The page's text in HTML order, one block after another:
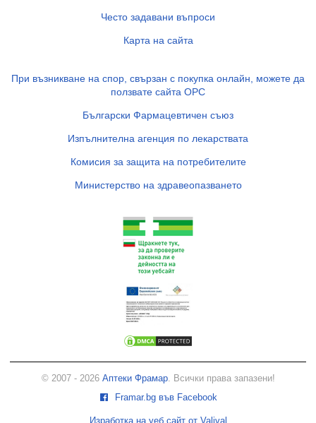
Често задавани въпроси
Карта на сайта
При възникване на спор, свързан с покупка онлайн, можете да
ползвате сайта ОРС
Български Фармацевтичен съюз
Изпълнителна агенция по лекарствата
Комисия за защита на потребителите
Министерство на здравеопазването
© 2007 - 2026 Аптеки Фрамар. Всички права запазени!
Framar.bg във Facebook
Изработка на уеб сайт от Valival